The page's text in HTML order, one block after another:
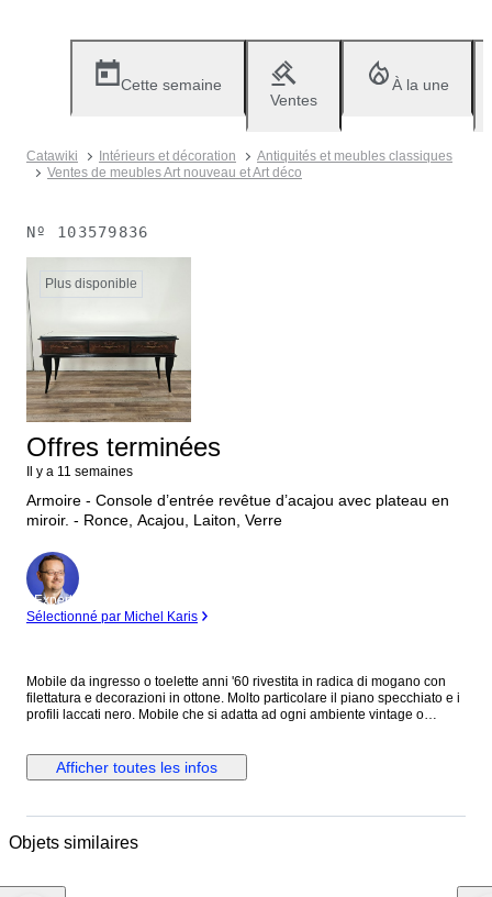
Cette semaine
Ventes
À la une
Catawiki Intérieurs et décoration
Antiquités et meubles classiques
Ventes de meubles Art nouveau et Art déco
Nº 103579836
Plus disponible
Offres terminées
Il y a 11 semaines
Armoire - Console d’entrée revêtue d’acajou avec plateau en
miroir. - Ronce, Acajou, Laiton, Verre
Expert
Sélectionné par Michel Karis
Mobile da ingresso o toelette anni '60 rivestita in radica di mogano con
filettatura e decorazioni in ottone. Molto particolare il piano specchiato e i
profili laccati nero. Mobile che si adatta ad ogni ambiente vintage o
Seguimi su Instagram: salottoviennese Spedizione tramite corriere
PROFESSIONALE. Il corriere consegna dal Lunedì al Venerdì a LATO
non verrà imballato, se l'acquirente manda un suo corriere verrà usato
richiesto il codice fiscale per l'emissione di regolare ricevuta fiscale, o i
Afficher toutes les infos
Objets similaires